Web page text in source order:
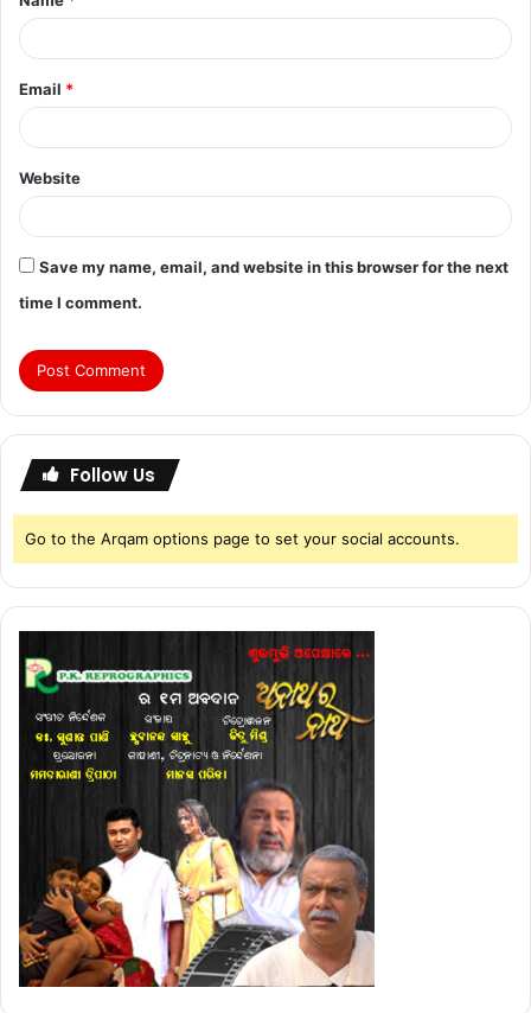
Email *
Website
Save my name, email, and website in this browser for the next
time I comment.
Follow Us
Go to the Arqam options page to set your social accounts.